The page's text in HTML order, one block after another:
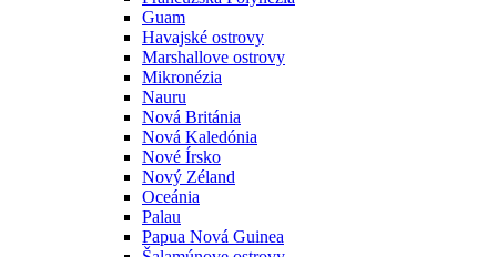
Guam
Havajské ostrovy
Marshallove ostrovy
Mikronézia
Nauru
Nová Británia
Nová Kaledónia
Nové Írsko
Nový Zéland
Oceánia
Palau
Papua Nová Guinea